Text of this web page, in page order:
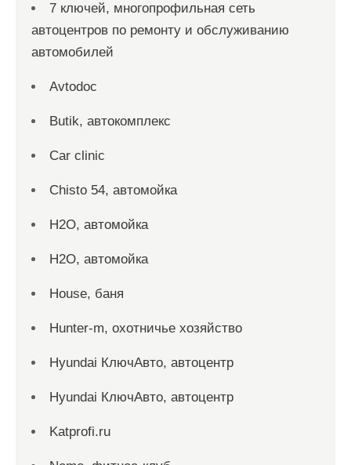
7 ключей, многопрофильная сеть
автоцентров по ремонту и обслуживанию
автомобилей
Avtodoc
Butik, автокомплекс
Car clinic
Chisto 54, автомойка
H2O, автомойка
H2O, автомойка
House, баня
Hunter-m, охотничье хозяйство
Hyundai КлючАвто, автоцентр
Hyundai КлючАвто, автоцентр
Katprofi.ru